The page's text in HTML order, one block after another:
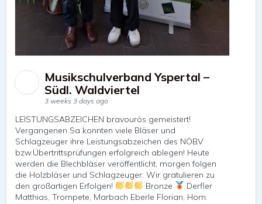
Musikschulverband Yspertal –
Südl. Waldviertel
3 weeks 3 days ago
LEISTUNGSABZEICHEN bravourös gemeistert!
Vergangenen Sa konnten viele Bläser und
Schlagzeuger ihre Leistungsabzeichen des NÖBV
bzw.Übertrittsprüfungen erfolgreich ablegen! Heute
werden die Blechbläser veröffentlicht, morgen folgen
die Holzbläser und Schlagzeuger. Wir gratulieren zu
den großartigen Erfolgen!
Bronze
Derfler
Matthias, Trompete, Marbach Eberle Florian, Horn.